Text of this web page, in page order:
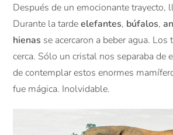
Después de un emocionante trayecto,
Durante la tardeelefantes, búfalos,
hienas se acercaron a beber agua.
cerca. Sólo un cristal nos separaba de
de contemplar estos enormes
fue mágica. Inolvidable.